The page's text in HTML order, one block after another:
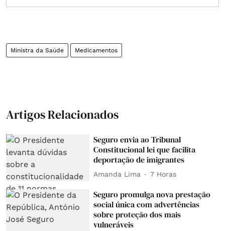
Ministra da Saúde Medicamentos
Artigos Relacionados
Seguro envia ao Tribunal
Constitucional lei que facilita
deportação de imigrantes
Amanda Lima 7 Horas
Seguro promulga nova prestação
social única com advertências
sobre proteção dos mais
vulneráveis